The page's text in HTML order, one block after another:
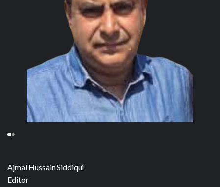
Ajmal Hussain Siddiqui
Editor